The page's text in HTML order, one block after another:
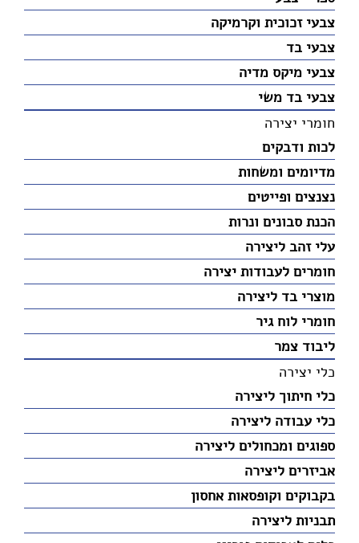
צבעי זכוכית וקרמיקה
צבעי בד
צבעי מיקס מדיה
צבעי בד משי
חומרי יצירה
לכות ודבקים
מדיומים ומשחות
נצנצים ופייטים
הכנת סבונים ונרות
עלי זהב ליצירה
חומרים לעבודות יצירה
מוצרי בד ליצירה
חומרי לוח גיר
ליבוד צמר
כלי יצירה
כלי חיתוך ליצירה
כלי עבודה ליצירה
ספוגים ומכחולים ליצירה
אביזרים ליצירה
בקבוקים וקופסאות אחסון
תבניות ליצירה